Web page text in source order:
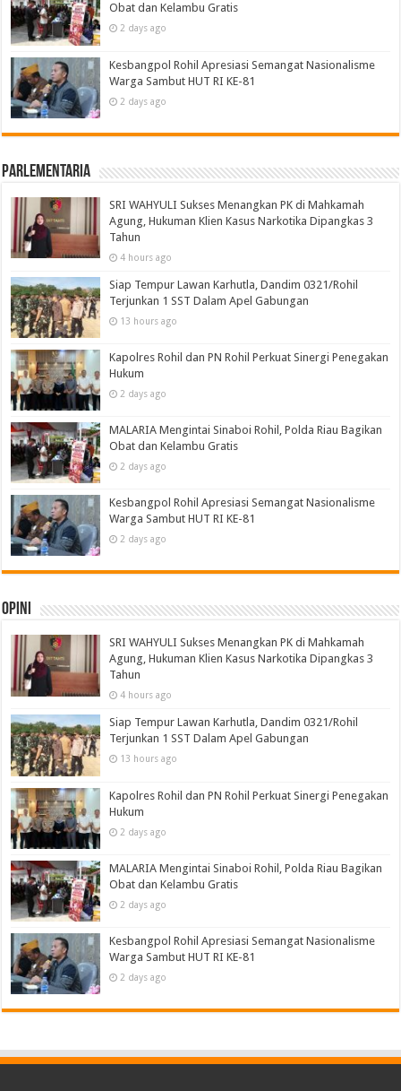
Obat dan Kelambu Gratis
2 days ago
Kesbangpol Rohil Apresiasi Semangat Nasionalisme
Warga Sambut HUT RI KE-81
2 days ago
Parlementaria
SRI WAHYULI Sukses Menangkan PK di Mahkamah
Agung, Hukuman Klien Kasus Narkotika Dipangkas 3
Tahun
4 hours ago
Siap Tempur Lawan Karhutla, Dandim 0321/Rohil
Terjunkan 1 SST Dalam Apel Gabungan
13 hours ago
Kapolres Rohil dan PN Rohil Perkuat Sinergi Penegakan
Hukum
2 days ago
MALARIA Mengintai Sinaboi Rohil, Polda Riau Bagikan
Obat dan Kelambu Gratis
2 days ago
Kesbangpol Rohil Apresiasi Semangat Nasionalisme
Warga Sambut HUT RI KE-81
2 days ago
Opini
SRI WAHYULI Sukses Menangkan PK di Mahkamah
Agung, Hukuman Klien Kasus Narkotika Dipangkas 3
Tahun
4 hours ago
Siap Tempur Lawan Karhutla, Dandim 0321/Rohil
Terjunkan 1 SST Dalam Apel Gabungan
13 hours ago
Kapolres Rohil dan PN Rohil Perkuat Sinergi Penegakan
Hukum
2 days ago
MALARIA Mengintai Sinaboi Rohil, Polda Riau Bagikan
Obat dan Kelambu Gratis
2 days ago
Kesbangpol Rohil Apresiasi Semangat Nasionalisme
Warga Sambut HUT RI KE-81
2 days ago